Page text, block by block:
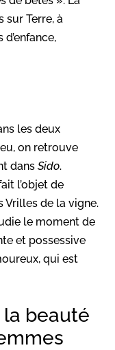
Terre, à
les deux
on retrouve
dans Sido.
l’objet de
Vrilles de la vigne.
le moment de
et possessive
qui est
beauté